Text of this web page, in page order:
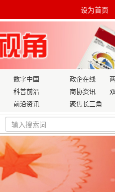
设为首
数字中国
科普前沿
前沿资讯
政企在线
商协资讯
聚焦长三角